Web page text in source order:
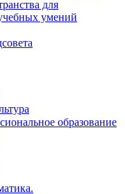
для
умений
образование